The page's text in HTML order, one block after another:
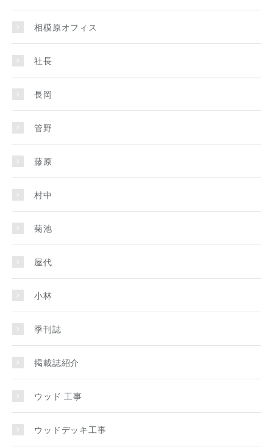
相模原オフィス
社長
長岡
管野
藤原
村中
菊池
屋代
小林
季刊誌
掲載誌紹介
ウッド 工事
ウッドデッキ工事